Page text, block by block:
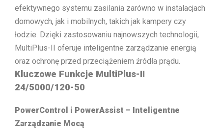
efektywnego systemu zasilania zarówno w instalacjach
domowych, jak i mobilnych, takich jak kampery czy
łodzie. Dzięki zastosowaniu najnowszych technologii,
MultiPlus-II oferuje inteligentne zarządzanie energią
oraz ochronę przed przeciążeniem źródła prądu.
Kluczowe Funkcje MultiPlus-II
24/5000/120-50
PowerControl i PowerAssist – Inteligentne
Zarządzanie Mocą